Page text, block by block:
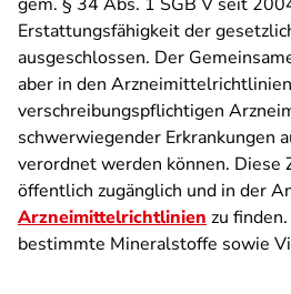
Erstattungsfähigkeit der
ausgeschlossen. Der
aber in den
verschreibungspflichtigen
schwerwiegender Erkrankungen
verordnet werden können. Diese
öffentlich zugänglich und in der
Arzneimittelrichtlinien zu
bestimmte Mineralstoffe sowie